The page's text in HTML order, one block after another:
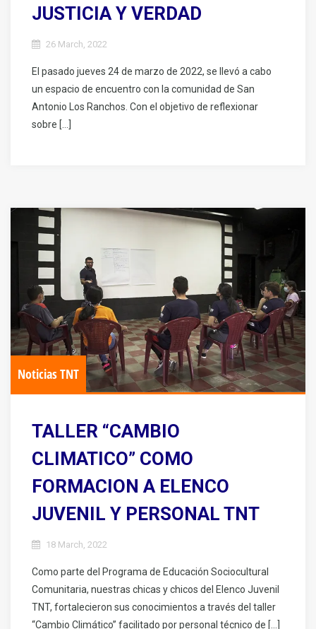
JUSTICIA Y VERDAD
26 March, 2022
El pasado jueves 24 de marzo de 2022, se llevó a cabo
un espacio de encuentro con la comunidad de San
Antonio Los Ranchos. Con el objetivo de reflexionar
sobre […]
Noticias TNT
TALLER “CAMBIO
CLIMATICO” COMO
FORMACION A ELENCO
JUVENIL Y PERSONAL TNT
18 March, 2022
Como parte del Programa de Educación Sociocultural
Comunitaria, nuestras chicas y chicos del Elenco Juvenil
TNT, fortalecieron sus conocimientos a través del taller
“Cambio Climático” facilitado por personal técnico de […]